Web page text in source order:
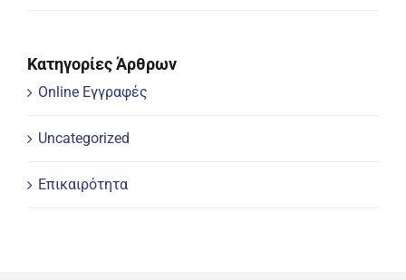
Κατηγορίες Άρθρων
Online Εγγραφές
Uncategorized
Επικαιρότητα